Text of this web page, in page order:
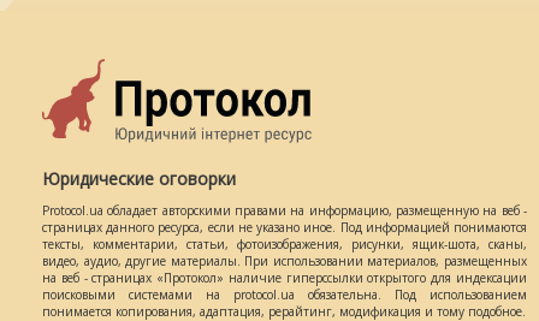
Юридические оговорки
Protocol.ua обладает авторскими правами на информацию, размещенную на веб -
страницах данного ресурса, если не указано иное. Под информацией понимаются
тексты, комментарии, статьи, фотоизображения, рисунки, ящик-шота, сканы,
видео, аудио, другие материалы. При использовании материалов, размещенных
на веб - страницах «Протокол» наличие гиперссылки открытого для индексации
поисковыми системами на protocol.ua обязательна. Под использованием
понимается копирования, адаптация, рерайтинг, модификация и тому подобное.